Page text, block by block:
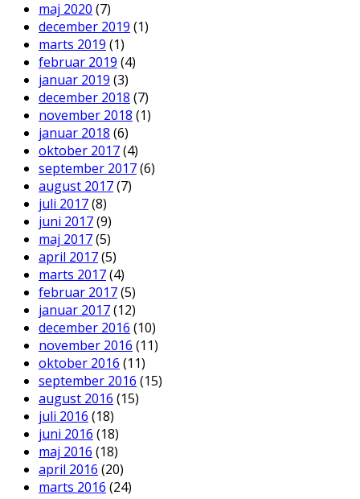
maj 2020 (7)
december 2019 (1)
marts 2019 (1)
februar 2019 (4)
januar 2019 (3)
december 2018 (7)
november 2018 (1)
januar 2018 (6)
oktober 2017(4)
september 2017(6)
august 2017(7)
juli 2017(8)
juni 2017(9)
maj 2017(5)
april 2017(5)
marts 2017(4)
februar 2017(5)
januar 2017(12)
december 2016 (10)
november 2016 (11)
oktober 2016 (11)
september 2016 (15)
august 2016 (15)
juli 2016 (18)
juni 2016 (18)
maj 2016 (18)
april 2016 (20)
marts 2016 (24)